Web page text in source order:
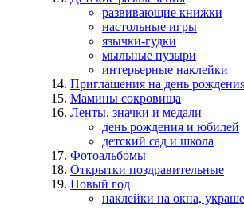
развивающие книжки
настольные игры
язычки-гудки
мыльные пузыри
интерьерные наклейки
Приглашения на день
Мамины сокровища
Ленты, значки и медали
день рождения и юбилей
детский сад и школа
Фотоальбомы
Открытки поздравительные
Новый год
наклейки на окна,